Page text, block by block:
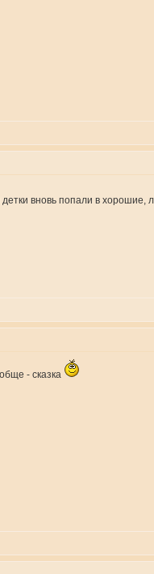
вновь попали в хорошие,
- сказка